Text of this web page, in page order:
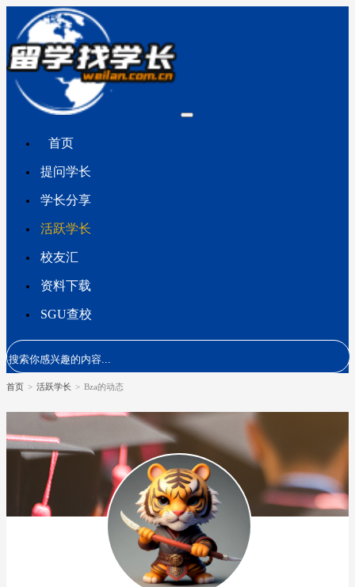
首页
提问学长
学长分享
活跃学长
校友汇
资料下载
SGU查校
首页 > 活跃学长 > Bza的动态